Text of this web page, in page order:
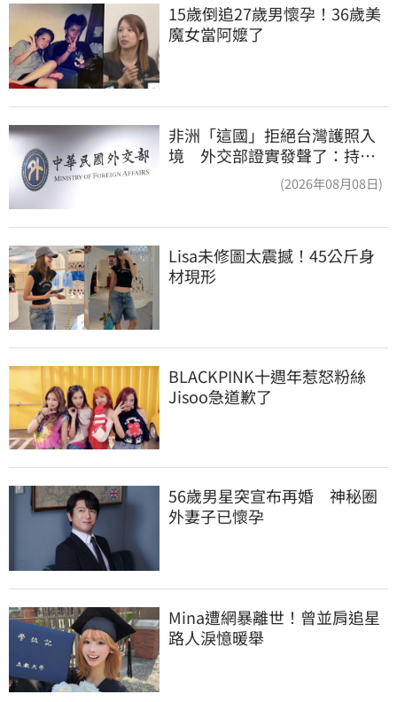
15歲倒追27歲男懷孕！36歲美
魔女當阿嬤了
非洲「這國」拒絕台灣護照入
境 外交部證實發聲了：持續
(2026年08月08日)
Lisa未修圖太震撼！45公斤身
材現形
BLACKPINK十週年惹怒粉絲
Jisoo急道歉了
56歲男星突宣布再婚　神秘圈
外妻子已懷孕
Mina遭網暴離世！曾並肩追星
路人淚憶暖舉